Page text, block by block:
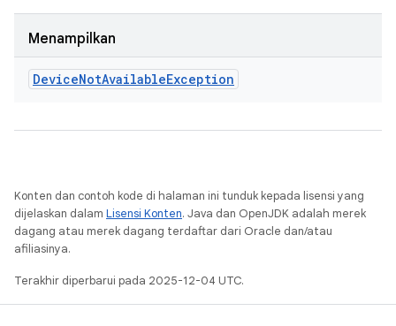
Menampilkan
DeviceNotAvailableException
Konten dan contoh kode di halaman ini tunduk kepada lisensi yang
dijelaskan dalam Lisensi Konten. Java dan OpenJDK adalah merek
dagang atau merek dagang terdaftar dari Oracle dan/atau
afiliasinya.
Terakhir diperbarui pada 2025-12-04 UTC.